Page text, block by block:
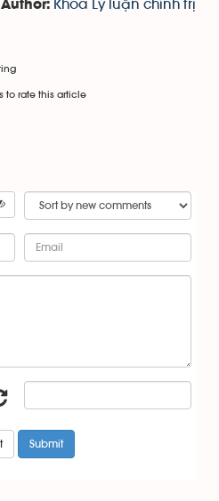
Author: Khoa Lý luận chính trị
to rate this article